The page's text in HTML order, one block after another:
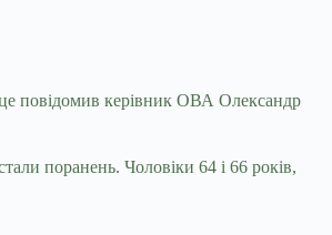
повідомив керівник ОВА Олександр
поранень. Чоловіки 64 і 66 років,